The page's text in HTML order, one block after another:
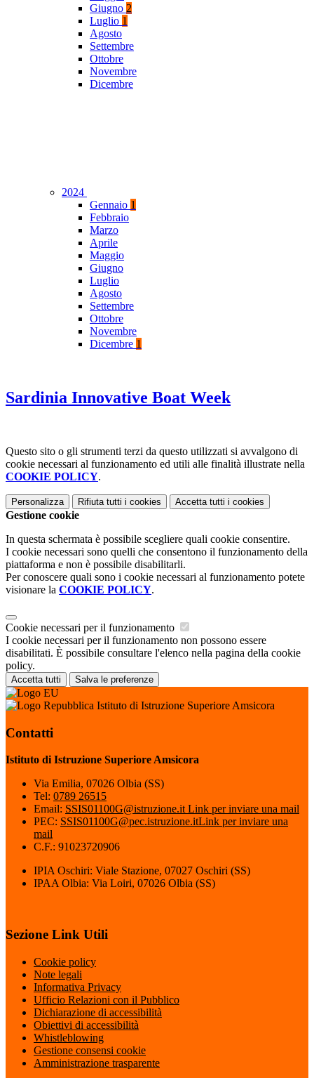
Giugno 2
Luglio 1
Agosto
Settembre
Ottobre
Novembre
Dicembre
2024
Gennaio 1
Febbraio
Marzo
Aprile
Maggio
Giugno
Luglio
Agosto
Settembre
Ottobre
Novembre
Dicembre 1
Sardinia Innovative Boat Week
Questo sito o gli strumenti terzi da questo utilizzati si avvalgono di
cookie necessari al funzionamento ed utili alle finalità illustrate nella
COOKIE POLICY.
Personalizza Rifiuta tutti i cookies Accetta tutti i cookies
Gestione cookie
In questa schermata è possibile scegliere quali cookie consentire.
I cookie necessari sono quelli che consentono il funzionamento della
piattaforma e non è possibile disabilitarli.
Per conoscere quali sono i cookie necessari al funzionamento potete
visionare la COOKIE POLICY.
Cookie necessari per il funzionamento
I cookie necessari per il funzionamento non possono essere
disabilitati. È possibile consultare l'elenco nella pagina della cookie
policy.
Accetta tutti Salva le preferenze
Istituto di Istruzione Superiore Amsicora
Contatti
Istituto di Istruzione Superiore Amsicora
Via Emilia, 07026 Olbia (SS)
Tel: 0789 26515
Email: SSIS01100G@istruzione.it Link per inviare una mail
PEC: SSIS01100G@pec.istruzione.itLink per inviare una
mail
C.F.: 91023720906
IPIA Oschiri: Viale Stazione, 07027 Oschiri (SS)
IPAA Olbia: Via Loiri, 07026 Olbia (SS)
Sezione Link Utili
Cookie policy
Note legali
Informativa Privacy
Ufficio Relazioni con il Pubblico
Dichiarazione di accessibilità
Obiettivi di accessibilità
Whistleblowing
Gestione consensi cookie
Amministrazione trasparente